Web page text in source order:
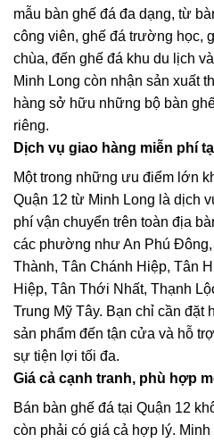
mẫu bàn ghế đá đa dạng, từ
công viên, ghế đá trường học,
chùa, đến ghế đá khu du lịch và
Minh Long còn nhận sản xuất
hàng sở hữu những bộ bàn
riêng.
Dịch vụ giao hàng miễn phí
Một trong những ưu điểm lớn
Quận 12 từ Minh Long là dịch
phí vận chuyển trên toàn địa
các phường như An Phú
Thành, Tân Chánh Hiệp, Tân
Hiệp, Tân Thới Nhất, Thạnh
Trung Mỹ Tây. Bạn chỉ cần đặt
sản phẩm đến tận cửa và hỗ trợ
sự tiện lợi tối đa.
Giá cả cạnh tranh, phù hợp
Bán bàn ghế đá tại Quận 12
còn phải có giá cả hợp lý.